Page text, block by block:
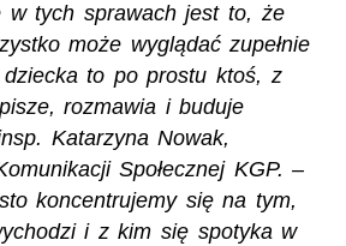
w tych sprawach jest to, że
może wyglądać zupełnie
to po prostu ktoś, z
rozmawia i buduje
Katarzyna Nowak,
Społecznej KGP. –
koncentrujemy się na tym,
i z kim się spotyka w